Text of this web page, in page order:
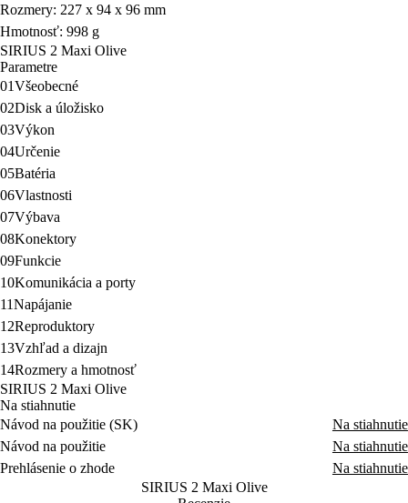
Rozmery: 227 x 94 x 96 mm
Hmotnosť: 998 g
SIRIUS 2 Maxi Olive
Parametre
01Všeobecné
02Disk a úložisko
03Výkon
04Určenie
05Batéria
06Vlastnosti
07Výbava
08Konektory
09Funkcie
10Komunikácia a porty
11Napájanie
12Reproduktory
13Vzhľad a dizajn
14Rozmery a hmotnosť
SIRIUS 2 Maxi Olive
Na stiahnutie
Návod na použitie (SK)
Na stiahnutie
Návod na použitie
Na stiahnutie
Prehlásenie o zhode
Na stiahnutie
SIRIUS 2 Maxi Olive